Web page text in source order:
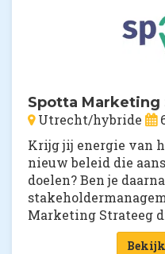
Spotta Marketing
Utrecht/hybride
Krijg jij energie van
nieuw beleid die
doelen? Ben je
Marketing Strateeg